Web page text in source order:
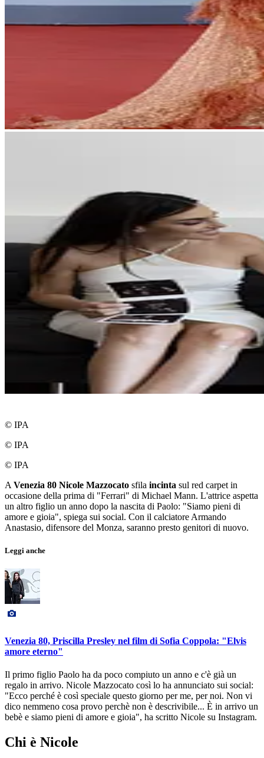
© IPA
© IPA
© IPA
A Venezia 80 Nicole Mazzocato sfila incinta sul red carpet in
occasione della prima di "Ferrari" di Michael Mann. L'attrice aspetta
un altro figlio un anno dopo la nascita di Paolo: "Siamo pieni di
amore e gioia", spiega sui social. Con il calciatore Armando
Anastasio, difensore del Monza, saranno presto genitori di nuovo.
Leggi anche
Venezia 80, Priscilla Presley nel film di Sofia Coppola: "Elvis
amore eterno"
Il primo figlio Paolo ha da poco compiuto un anno e c'è già un
regalo in arrivo. Nicole Mazzocato così lo ha annunciato sui social:
"Ecco perché è così speciale questo giorno per me, per noi. Non vi
dico nemmeno cosa provo perchè non è descrivibile... È in arrivo un
bebè e siamo pieni di amore e gioia", ha scritto Nicole su Instagram.
Chi è Nicole